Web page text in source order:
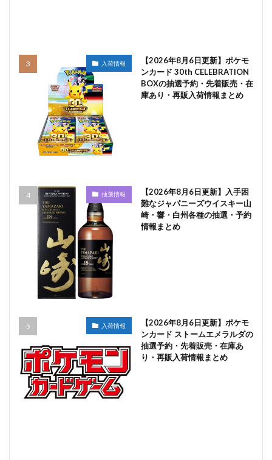
入荷情報
【2026年8月6日更新】ポケモ
ンカード 30th CELEBRATION
BOXの抽選予約・先着販売・在
庫あり・再販入荷情報まとめ
抽選情報
【2026年8月6日更新】入手困
難なジャパニーズウイスキー山
崎・響・白州各種の抽選・予約
情報まとめ
入荷情報
【2026年8月6日更新】ポケモ
ンカード ストームエメラルダの
抽選予約・先着販売・在庫あ
り・再販入荷情報まとめ